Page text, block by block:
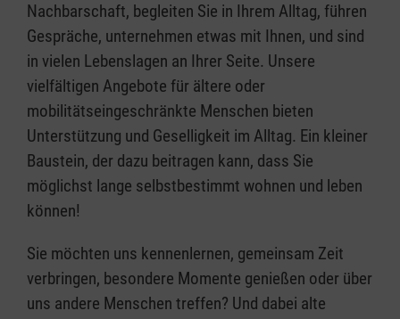
Nachbarschaft, begleiten Sie in Ihrem Alltag, führen
Gespräche, unternehmen etwas mit Ihnen, und sind
in vielen Lebenslagen an Ihrer Seite. Unsere
vielfältigen Angebote für ältere oder
mobilitätseingeschränkte Menschen bieten
Unterstützung und Geselligkeit im Alltag. Ein kleiner
Baustein, der dazu beitragen kann, dass Sie
möglichst lange selbstbestimmt wohnen und leben
können!
Sie möchten uns kennenlernen, gemeinsam Zeit
verbringen, besondere Momente genießen oder über
uns andere Menschen treffen? Und dabei alte